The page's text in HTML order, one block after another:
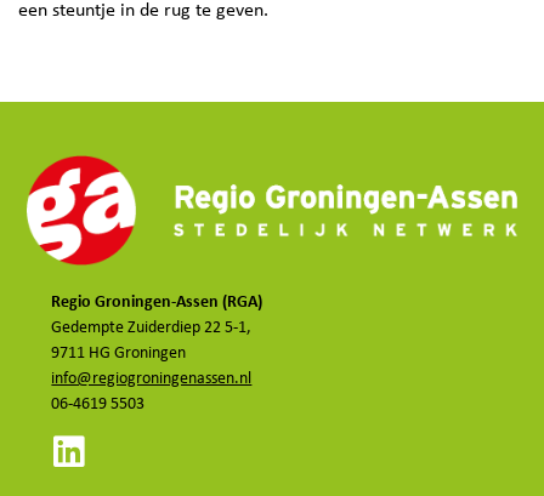
een steuntje in de rug te geven.
Regio Groningen-Assen (RGA)
Gedempte Zuiderdiep 22 5-1,
9711 HG Groningen
info@regiogroningenassen.nl
06-4619 5503